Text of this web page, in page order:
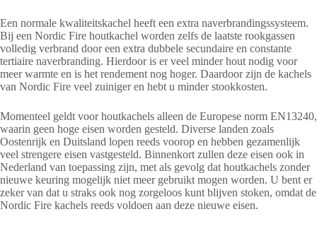
Een normale kwaliteitskachel heeft een extra naverbrandingssysteem.
Bij een Nordic Fire houtkachel worden zelfs de laatste rookgassen
volledig verbrand door een extra dubbele secundaire en constante
tertiaire naverbranding. Hierdoor is er veel minder hout nodig voor
meer warmte en is het rendement nog hoger. Daardoor zijn de kachels
van Nordic Fire veel zuiniger en hebt u minder stookkosten.
Momenteel geldt voor houtkachels alleen de Europese norm EN13240,
waarin geen hoge eisen worden gesteld. Diverse landen zoals
Oostenrijk en Duitsland lopen reeds voorop en hebben gezamenlijk
veel strengere eisen vastgesteld. Binnenkort zullen deze eisen ook in
Nederland van toepassing zijn, met als gevolg dat houtkachels zonder
nieuwe keuring mogelijk niet meer gebruikt mogen worden. U bent er
zeker van dat u straks ook nog zorgeloos kunt blijven stoken, omdat de
Nordic Fire kachels reeds voldoen aan deze nieuwe eisen.